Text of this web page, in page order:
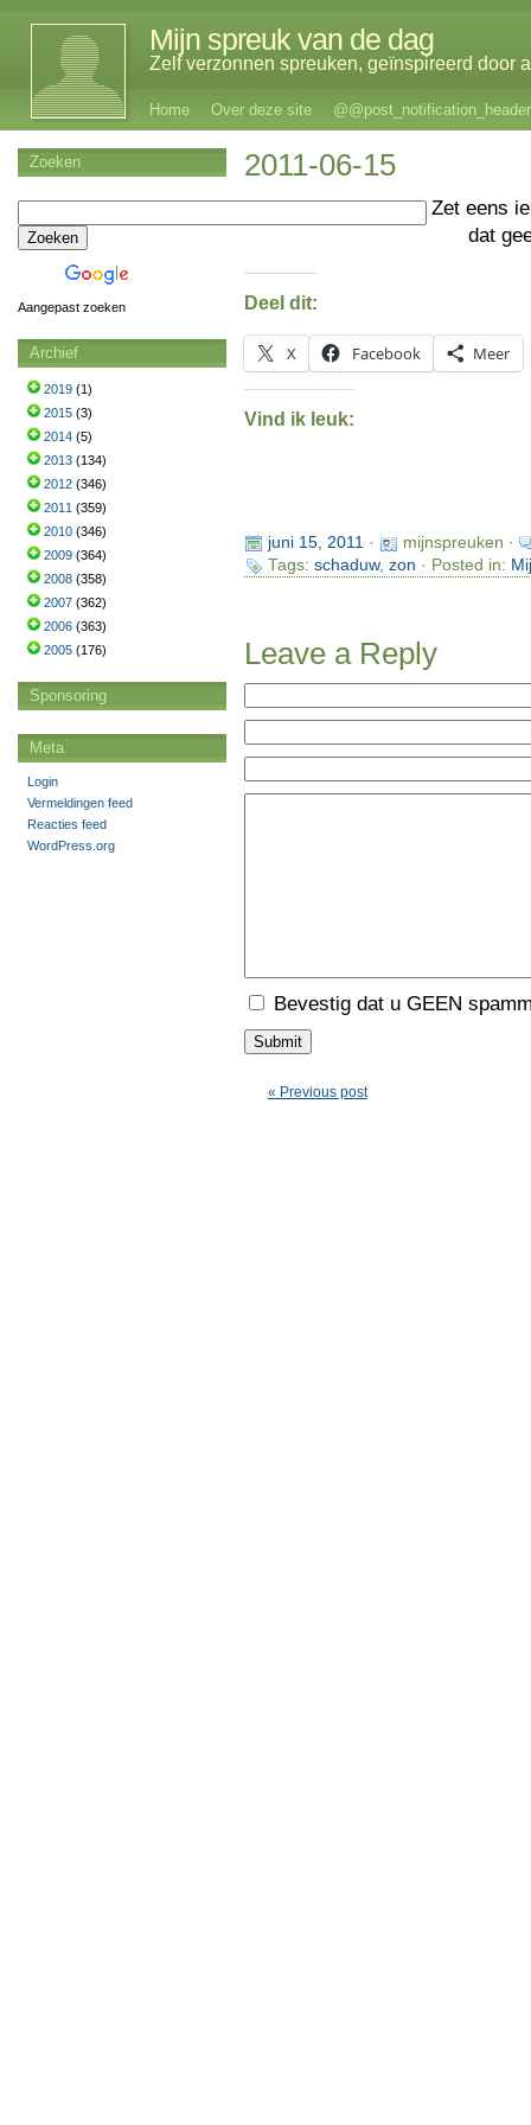
Mijn spreuk van de dag
Zelf verzonnen spreuken, geïnspireerd door
Home Over deze site @@post_notification_header
2011-06-15
Zet eens
dat
Deel dit:
X Facebook Meer
Vind ik leuk:
juni 15, 2011·
mijnspreuken ·
Tags: schaduw, zon · Posted in:
Leave a Reply
Bevestig dat u GEEN
« Previous post
Zoeken
Aangepast zoeken
Archief
2019 (1)
2015 (3)
2014 (5)
2013 (134)
2012 (346)
2011 (359)
2010 (346)
2009 (364)
2008 (358)
2007 (362)
2006 (363)
2005 (176)
Sponsoring
Meta
Login
Vermeldingen feed
Reacties feed
WordPress.org